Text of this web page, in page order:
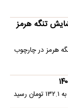
تنگه هرمز
هرمز در چارچوب